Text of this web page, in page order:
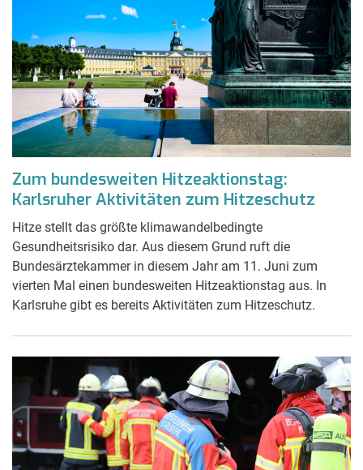
Zum bundesweiten Hitzeaktionstag:
Karlsruher Aktivitäten zum Hitzeschutz
Hitze stellt das größte klimawandelbedingte
Gesundheitsrisiko dar. Aus diesem Grund ruft die
Bundesärztekammer in diesem Jahr am 11. Juni zum
vierten Mal einen bundesweiten Hitzeaktionstag aus. In
Karlsruhe gibt es bereits Aktivitäten zum Hitzeschutz.